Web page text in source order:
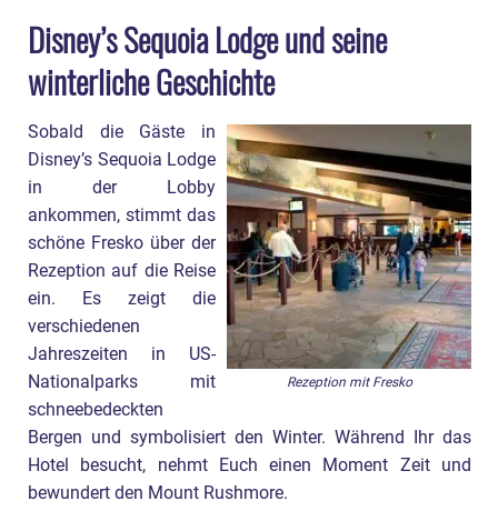
Disney’s Sequoia Lodge und seine
winterliche Geschichte
Rezeption mit Fresko
Sobald die Gäste in
Disney’s Sequoia Lodge
in der Lobby
ankommen, stimmt das
schöne Fresko über der
Rezeption auf die Reise
ein. Es zeigt die
verschiedenen
Jahreszeiten in US-
Nationalparks mit
schneebedeckten
Bergen und symbolisiert den Winter. Während Ihr das
Hotel besucht, nehmt Euch einen Moment Zeit und
bewundert den Mount Rushmore.